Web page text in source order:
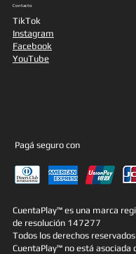
Contacto
TikTok
Instagram
Facebook
YouTube
Pagá seguro con
CuentaPlay™ es una marca
de resolución 147277
Todos los derechos
CuentaPlay™ no está asociada